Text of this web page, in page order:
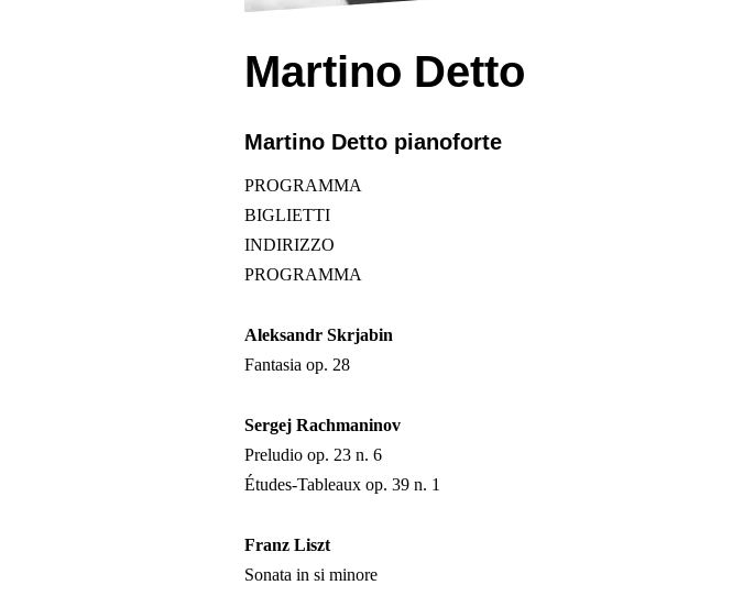
Martino Detto
Martino Detto pianoforte
PROGRAMMA
BIGLIETTI
INDIRIZZO
PROGRAMMA
Aleksandr Skrjabin
Fantasia op. 28
Sergej Rachmaninov
Preludio op. 23 n. 6
Études-Tableaux op. 39 n. 1
Franz Liszt
Sonata in si minore